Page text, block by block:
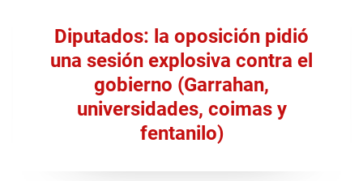
Diputados: la oposición pidió
una sesión explosiva contra el
gobierno (Garrahan,
universidades, coimas y
fentanilo)